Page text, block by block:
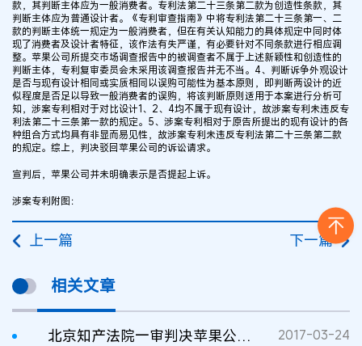
款，其判断主体应为一般消费者。专利法第二十三条第二款为创造性条款，其
判断主体应为普通设计者。《专利审查指南》中将专利法第二十三条第一、二
款的判断主体统一规定为一般消费者，但在有关认知能力的具体规定中同时体
现了消费者及设计者特征，该作法有失严谨，有必要针对不同条款进行相应调
整。苹果公司所提交市场调查报告中的被调查者不属于上述新颖性和创造性的
判断主体，专利复审委员会未采用该调查报告并无不当。4、判断诉争外观设计
是否与现有设计相同或实质相同以误购可能性为基本原则，即判断两设计的近
似程度是否足以导致一般消费者的误购，将该判断原则适用于本案进行分析可
知，涉案专利相对于对比设计1、2、4均不属于现有设计，故涉案专利未违反专
利法第二十三条第一款的规定。5、涉案专利相对于原告所提出的现有设计的各
种组合方式均具有非显而易见性，故涉案专利未违反专利法第二十三条第二款
的规定。综上，判决驳回苹果公司的诉讼请求。
宣判后，苹果公司并未明确表示是否提起上诉。
涉案专利附图：
上一篇 下一篇
相关文章
北京知产法院一审判决苹果公司不侵犯佰利公司手机外观设计专利权 2017-03-24